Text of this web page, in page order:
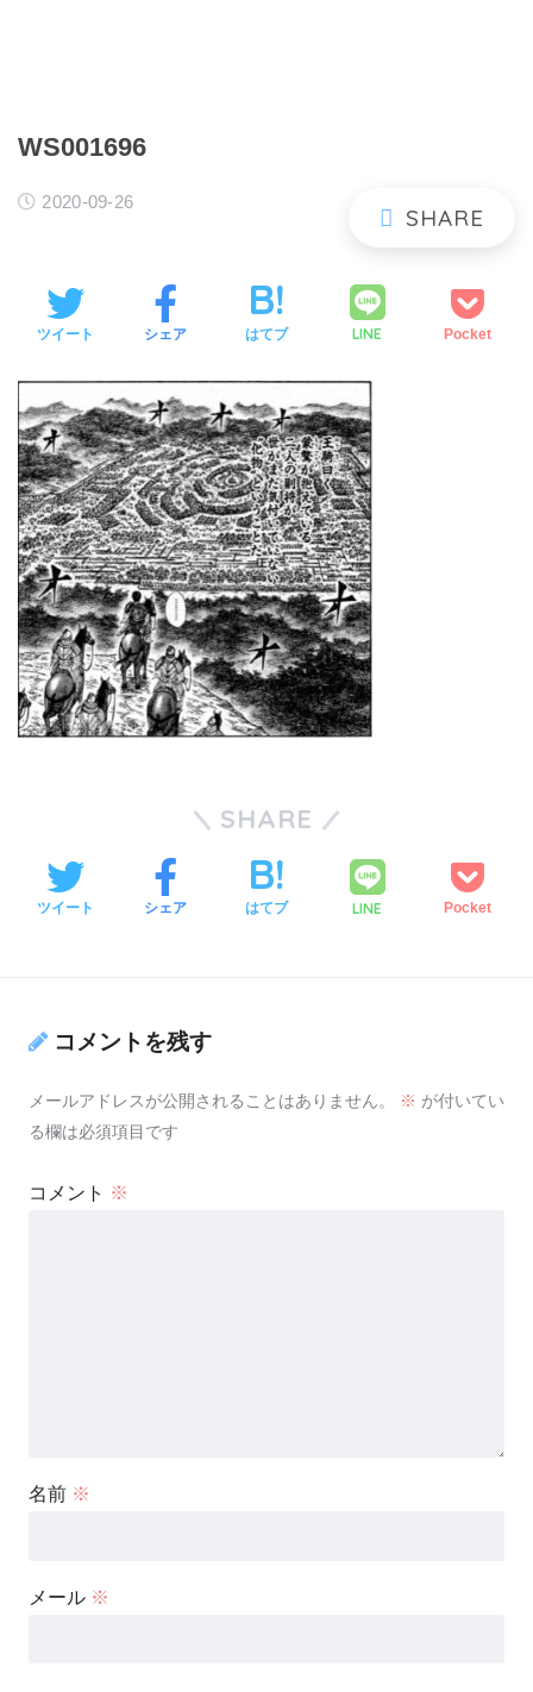
WS001696
2020-09-26
ツイート シェア はてブ LINE Pocket
SHARE
ツイート シェア はてブ LINE Pocket
コメントを残す
メールアドレスが公開されることはありません。 ※ が付いてい
る欄は必須項目です
コメント ※
名前 ※
メール ※